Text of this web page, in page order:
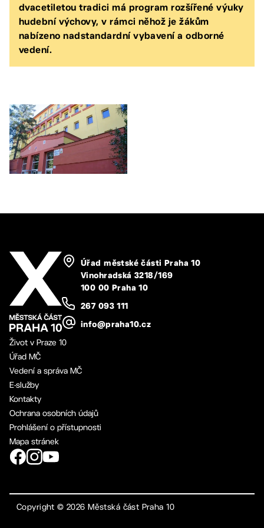
dvacetiletou tradici má program rozšířené výuky
hudební výchovy, v rámci něhož je žákům
nabízeno nadstandardní vybavení a odborné
vedení.
Úřad městské části Praha 10
Vinohradská 3218/169
100 00 Praha 10
267 093 111
info@praha10.cz
Život v Praze 10
Úřad MČ
Vedení a správa MČ
E-služby
Kontakty
Ochrana osobních údajů
Prohlášení o přístupnosti
Mapa stránek
Copyright ©2026 Městská část Praha 10